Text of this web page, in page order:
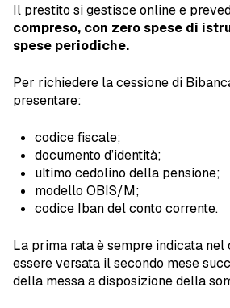
Il prestito si gestisce online e
compreso, con zero spese di
spese periodiche.
Per richiedere la cessione di
presentare:
codice fiscale;
documento d’identità;
ultimo cedolino della pensione;
modello OBIS/M;
codice Iban del conto corrente.
La prima rata è sempre indicata nel
essere versata il secondo mese
della messa a disposizione della